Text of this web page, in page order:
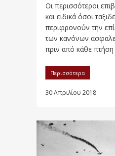
Οι περισσότεροι
και ειδικά όσοι
περιφρονούν την
των κανόνων
πριν από κάθε
Περισσότερα
30 Απριλίου 2018